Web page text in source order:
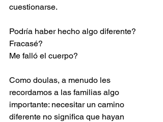
cuestionarse.
Podría haber hecho algo diferente?
Fracasé?
Me falló el cuerpo?
Como doulas, a menudo les
recordamos a las familias algo
importante: necesitar un camino
diferente no significa que hayan